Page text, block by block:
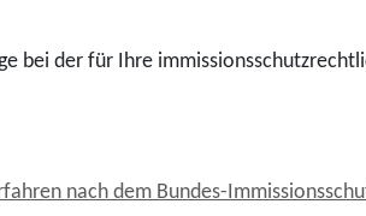
bei der für Ihre
nach dem Bundes-